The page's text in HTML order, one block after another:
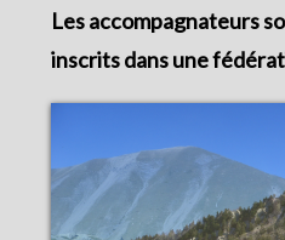
Les accompagnateurs
inscrits dans une